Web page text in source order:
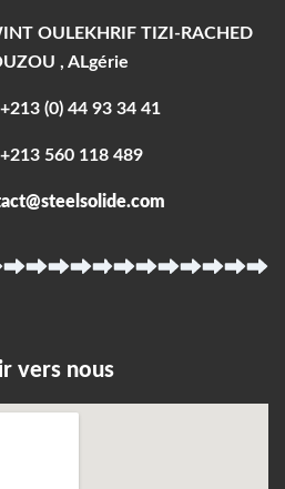
OULEKHRIF TIZI-RACHED
, ALgérie
(0) 44 93 34 41
560 118 489
vers nous